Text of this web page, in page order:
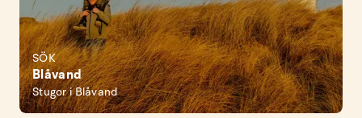
SÖK
Blåvand
Stugor i Blåvand